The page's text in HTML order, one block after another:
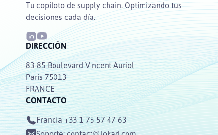
Tu copiloto de supply chain. Optimizando tus
decisiones cada día.
DIRECCIÓN
83-85 Boulevard Vincent Auriol
Paris 75013
FRANCE
CONTACTO
Francia +33 1 75 57 47 63